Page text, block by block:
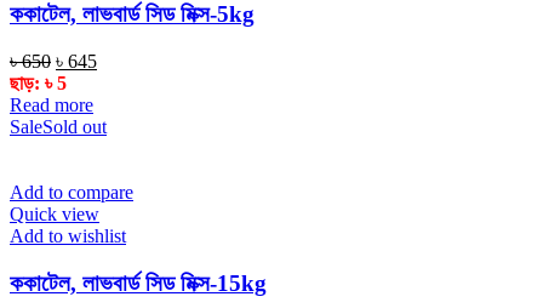
ককাটেল, লাভবার্ড সিড মিক্স-5kg
৳650 Original
price
was:
৳ 650.
৳ 645Current
৳ 645.
ছাড়: ৳5
Read more
SaleSold out
Add to compare
Quick view
Add to wishlist
ককাটেল, লাভবার্ড সিড মিক্স-15kg